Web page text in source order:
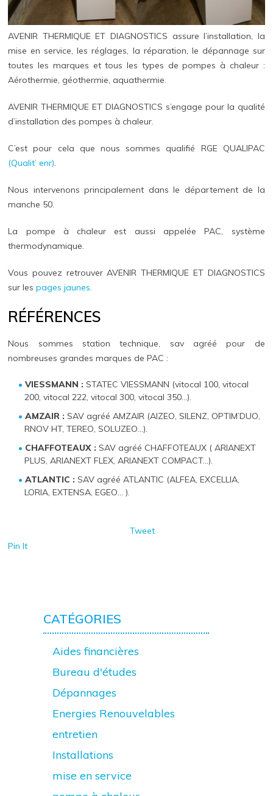
AVENIR THERMIQUE ET DIAGNOSTICS assure l’installation, la
mise en service, les réglages, la réparation, le dépannage sur
toutes les marques et tous les types de pompes à chaleur :
Aérothermie, géothermie, aquathermie.
AVENIR THERMIQUE ET DIAGNOSTICS s’engage pour la qualité
d’installation des pompes à chaleur.
C’est pour cela que nous sommes qualifié RGE QUALIPAC
(Qualit’ enr).
Nous intervenons principalement dans le département de la
manche 50.
La pompe à chaleur est aussi appelée PAC, système
thermodynamique.
Vous pouvez retrouver AVENIR THERMIQUE ET DIAGNOSTICS
sur lespages jaunes.
RÉFÉRENCES
Nous sommes station technique, sav agréé pour de
nombreuses grandes marques de PAC :
VIESSMANN : STATEC VIESSMANN (vitocal 100, vitocal
200, vitocal 222, vitocal 300, vitocal 350…).
AMZAIR : SAV agréé AMZAIR (AIZEO, SILENZ, OPTIM’DUO,
RNOV HT, TEREO, SOLUZEO…).
CHAFFOTEAUX : SAV agréé CHAFFOTEAUX ( ARIANEXT
PLUS, ARIANEXT FLEX, ARIANEXT COMPACT…).
ATLANTIC : SAV agréé ATLANTIC (ALFEA, EXCELLIA,
LORIA, EXTENSA, EGEO… ).
Tweet
Pin It
CATÉGORIES
Aides financières
Bureau d'études
Dépannages
Energies Renouvelables
entretien
Installations
mise en service